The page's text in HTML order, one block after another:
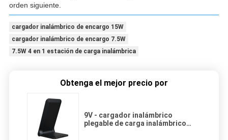
orden siguiente.
cargador inalámbrico de encargo 15W
cargador inalámbrico de encargo 7.5W
7.5W 4 en 1 estación de carga inalámbrica
Obtenga el mejor precio por
9V - cargador inalámbrico
plegable de carga inalámbrico